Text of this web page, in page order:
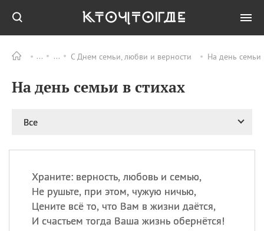
С Днем семьи, любви и верности На день семьи
На день семьи в стихах
Все
Храните: верность, любовь и семью,
Не рушьте, при этом, чужую ничью,
Цените всё то, что Вам в жизни даётся,
И счастьем тогда Ваша жизнь обернётся!
ПРАЗДНИКИ Все
06.08 Преображение
Бориса и Глеба, во
Романа и Давида
07.08 День ассирийских
мучеников
07.08 Национальный день